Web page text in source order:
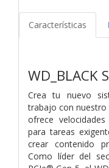
Características
WD_BLACK
Crea tu nuevo
trabajo con nuestro
ofrece
para tareas
crear contenido
Como líder del